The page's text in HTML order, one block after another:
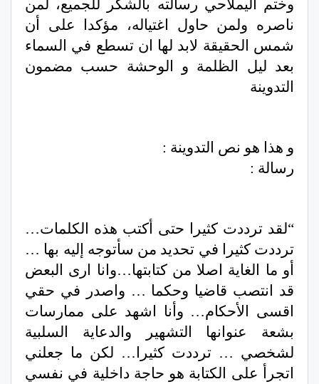
وختم اليملاحي رسالته بالشكر للجميع، لمن
ناصره ولمن حاول اغتياله، مؤكدا على أن
شمس الحقيقة لابد لها ان تسطع في السماء
بعد ليل الظلمة و الوحشة حسب مضمون
التدوينة
و هذا هو نص التدوينة :
رسالة :
“لقد ترددت كثيرا حتى أكتب هذه الكلمات…
ترددت كثيرا في تحديد من سأتوجه إليه بها …
أو ما الغاية اصلا من كتابتها…وانا ارى البعض
قد انتصب قاضيا وحكما … واصدر في حقي
اقسى الأحكام… وأنا اشهد على ممارسات
بشعة عنوانها التشهير والدعاية السلبية
لشخصي … ترددت كثيرا… لكن ما جعلني
اتجرأ على الكتابة هو حاجة داخلية في نفسي